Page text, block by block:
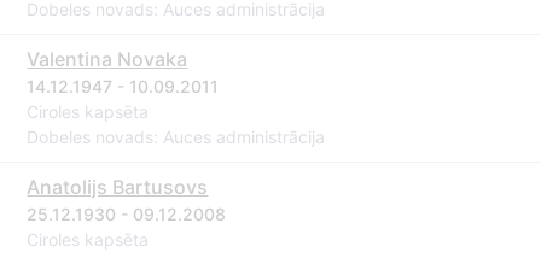
Dobeles novads: Auces administrācija
Valentina Novaka
14.12.1947 - 10.09.2011
Ciroles kapsēta
Dobeles novads: Auces administrācija
Anatolijs Bartusovs
25.12.1930 - 09.12.2008
Ciroles kapsēta